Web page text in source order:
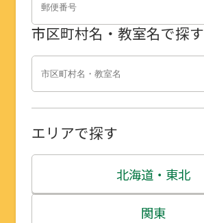
市区町村名・教室名で探す
エリアで探す
北海道・東北
北海道
関東